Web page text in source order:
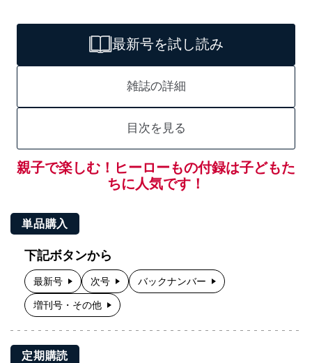
最新号を試し読み
雑誌の詳細
目次を見る
親子で楽しむ！ヒーローもの付録は子どもた
ちに人気です！
単品購入
下記ボタンから
最新号 次号 バックナンバー
増刊号・その他
定期購読